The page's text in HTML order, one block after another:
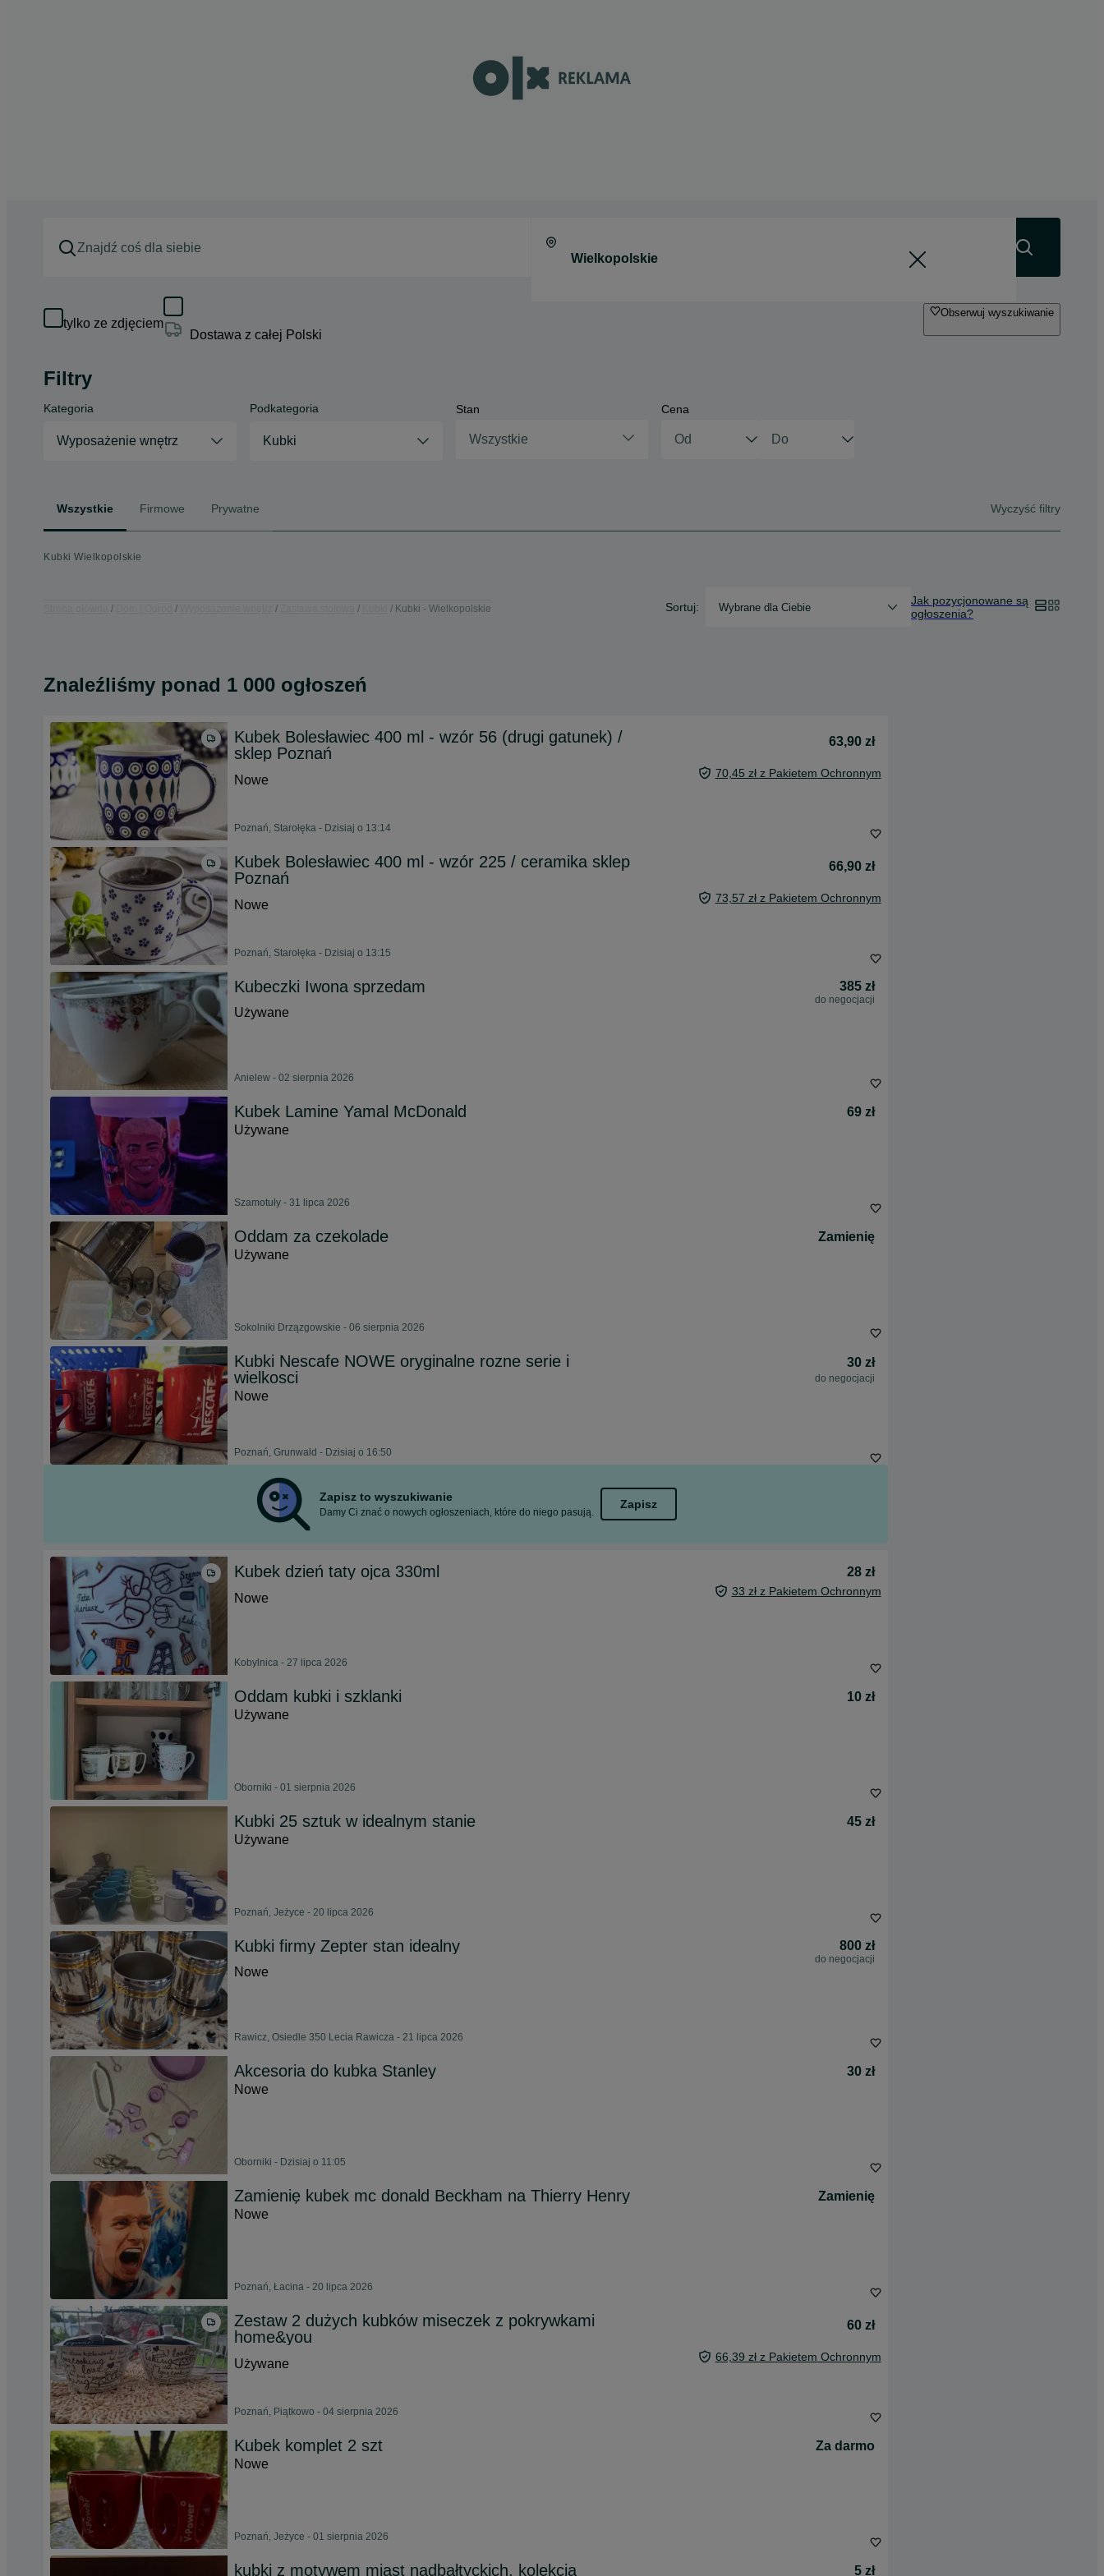
tylko ze zdjęciem
Dostawa z całej Polski
Obserwuj wyszukiwanie
Filtry
Kategoria
Wyposażenie wnętrz
Podkategoria
Kubki
Stan
Wszystkie
Cena
Wszystkie Firmowe Prywatne Wyczyść filtry
Kubki Wielkopolskie
Kubki - Wielkopolskie Sortuj: Wybrane dla Ciebie
Jak pozycjonowane są
ogłoszenia?
Znaleźliśmy ponad 1 000 ogłoszeń
Kubek Bolesławiec 400 ml - wzór 56 (drugi gatunek) /
sklep Poznań
63,90 zł
Nowe 70,45 zł z Pakietem Ochronnym
Poznań, Starołęka - Dzisiaj o 13:14
Kubek Bolesławiec 400 ml - wzór 225 / ceramika sklep
Poznań
66,90 zł
Nowe 73,57 zł z Pakietem Ochronnym
Poznań, Starołęka - Dzisiaj o 13:15
Kubeczki Iwona sprzedam 385 zł
do negocjacji
Używane
Anielew - 02 sierpnia 2026
Kubek Lamine Yamal McDonald
69 zł
Używane
Szamotuły - 31 lipca 2026
Oddam za czekolade
Zamienię
Używane
Sokolniki Drzązgowskie - 06 sierpnia 2026
Kubki Nescafe NOWE oryginalne rozne serie i
wielkosci
30 zł
do negocjacji
Nowe
Poznań, Grunwald - Dzisiaj o 16:50
Zapisz to wyszukiwanie
Damy Ci znać o nowych ogłoszeniach, które do niego pasują.
Zapisz
Kubek dzień taty ojca 330ml
28 zł
Nowe
33 zł z Pakietem Ochronnym
Kobylnica - 27 lipca 2026
Oddam kubki i szklanki
10 zł
Używane
Oborniki - 01 sierpnia 2026
Kubki 25 sztuk w idealnym stanie
45 zł
Używane
Poznań, Jeżyce - 20 lipca 2026
Kubki firmy Zepter stan idealny 800 zł
do negocjacji
Nowe
Rawicz, Osiedle 350 Lecia Rawicza - 21 lipca 2026
Akcesoria do kubka Stanley
30 zł
Nowe
Oborniki - Dzisiaj o 11:05
Zamienię kubek mc donald Beckham na Thierry Henry
Zamienię
Nowe
Poznań, Łacina - 20 lipca 2026
Zestaw 2 dużych kubków miseczek z pokrywkami
home&you
60 zł
Używane 66,39 zł z Pakietem Ochronnym
Poznań, Piątkowo - 04 sierpnia 2026
Kubek komplet 2 szt
Za darmo
Nowe
Poznań, Jeżyce - 01 sierpnia 2026
kubki z motywem miast nadbałtyckich, kolekcja 5 zł